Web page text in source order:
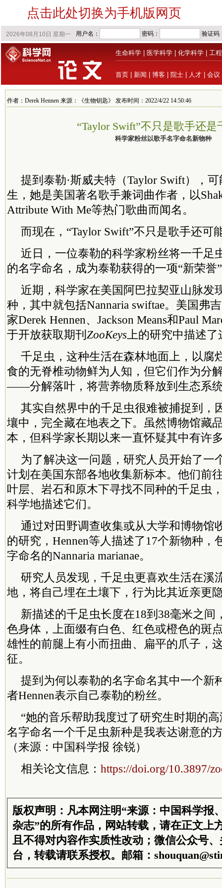
点击此处切换为手机版网页
生命科学 医学科学 化学科学 工
首页 新闻 博客 院士 人才 会议
作者：Derek Hennen 来源：《生物钥匙》 发布时间：2022/4/22 14:50:46
“Taylor Swift”不只是歌手还是
科学家粉丝以歌手名字命名新物种
提到泰勒·斯威夫特（Taylor Swift），
生，她是美国著名歌手兼词曲作者，以
Attribute With Me等热门歌曲而闻名。
而现在，“Taylor Swift”不只是歌手还可
近日，一位泰勒的科学家粉丝将一千足
的名字命名，成为泰勒获得的一项“新荣誉
近期，科学家在美国阿巴拉契亚山脉发
种，其中就包括Nannaria swiftae。美国弗
家Derek Hennen、Jackson Means和Paul
于开放获取期刊 ZooKeys 上的研究中描述
千足虫，这种生活在森林地面上，以腐
食的无脊椎动物鲜为人知，但它们作为分
——分解落叶，将营养物质释放到生态系
其实自然界中的千足虫很难被捕捉到，
壤中，完全藏在地表之下。虽然博物馆藏
本，但科学家长期以来一直怀疑其中有许
为了解决这一问题，研究人员开始了一
计划在美国东部各地收集新标本。他们前
叶层、岩石和原木下寻找不同种的千足虫
科学地描述它们。
通过对田野调查收集或从大学和博物馆
的研究，Hennen等人描述了17个新物种，
字命名的Nannaria marianae。
研究人员发现，千足虫更喜欢生活在溪
地，将自己埋在土壤下，行为比其近亲更
新描述的千足虫长度在18到38毫米之间
色身体，上面缀有白色、红色或橙色的斑
雄性的前腿上有小而扭曲、扁平的爪子，
征。
提到为何以泰勒的名字命名其中一个新
者Hennen表示自己泰勒的粉丝。
“她的音乐帮助我度过了研究生时期的
名字命名一个千足虫新种是我表达谢意的
（来源：中国科学报 徐锐）
相关论文信息： https://doi.org/10.3897/
版权声明：凡本网注明“来源：中国科学报
杂志”的所有作品，网站转载，请在正文上
且不得对内容作实质性改动；微信公众号
台，转载请联系授权。邮箱：